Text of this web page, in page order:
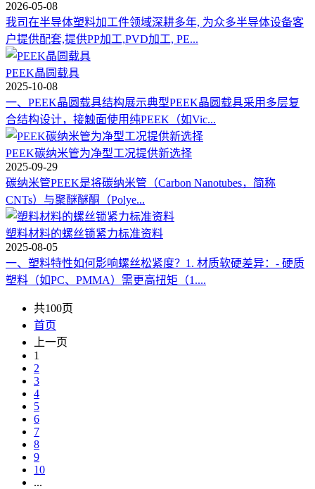
2026-05-08
我司在半导体塑料加工件领域深耕多年, 为众多半导体设备客
户提供配套,提供PP加工,PVD加工, PE...
PEEK晶圆载具
2025-10-08
一、PEEK晶圆载具结构展示典型PEEK晶圆载具采用多层复
合结构设计，接触面使用纯PEEK（如Vic...
PEEK碳纳米管为净型工况提供新选择
2025-09-29
碳纳米管PEEK是将碳纳米管（Carbon Nanotubes，简称
CNTs）与聚醚醚酮（Polye...
塑料材料的螺丝锁紧力标准资料
2025-08-05
一、塑料特性如何影响螺丝松紧度？1. 材质软硬差异：- 硬质
塑料（如PC、PMMA）需更高扭矩（1....
共100页
首页
上一页
1
2
3
4
5
6
7
8
9
10
...